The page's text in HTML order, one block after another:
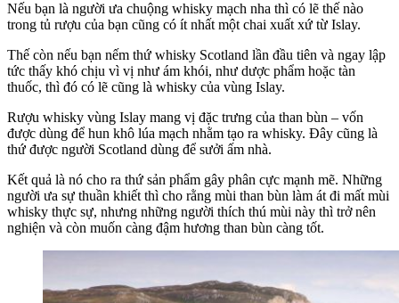
Nếu bạn là người ưa chuộng whisky mạch nha thì có lẽ thế nào
trong tủ rượu của bạn cũng có ít nhất một chai xuất xứ từ Islay.
Thế còn nếu bạn nếm thứ whisky Scotland lần đầu tiên và ngay lập
tức thấy khó chịu vì vị như ám khói, như dược phẩm hoặc tàn
thuốc, thì đó có lẽ cũng là whisky của vùng Islay.
Rượu whisky vùng Islay mang vị đặc trưng của than bùn – vốn
được dùng để hun khô lúa mạch nhằm tạo ra whisky. Đây cũng là
thứ được người Scotland dùng để sưởi ấm nhà.
Kết quả là nó cho ra thứ sản phẩm gây phân cực mạnh mẽ. Những
người ưa sự thuần khiết thì cho rằng mùi than bùn làm át đi mất mùi
whisky thực sự, nhưng những người thích thú mùi này thì trở nên
nghiện và còn muốn càng đậm hương than bùn càng tốt.